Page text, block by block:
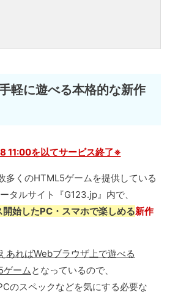
軽に遊べる本格的な新作
を以てサービス終了※
多くのHTML5ゲームを提供している
タルサイト『G123.jp』内で、
始したPC・スマホで楽しめる新作
あればWebブラウザ上で遊べる
ゲームとなっているので、
のスペックなどを気にする必要な